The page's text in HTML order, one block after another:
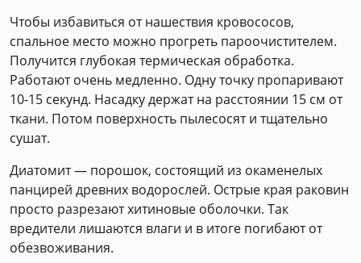
Чтобы избавиться от нашествия кровососов,
спальное место можно прогреть пароочистителем.
Получится глубокая термическая обработка.
Работают очень медленно. Одну точку пропаривают
10-15 секунд. Насадку держат на расстоянии 15 см от
ткани. Потом поверхность пылесосят и тщательно
сушат.
Диатомит — порошок, состоящий из окаменелых
панцирей древних водорослей. Острые края раковин
просто разрезают хитиновые оболочки. Так
вредители лишаются влаги и в итоге погибают от
обезвоживания.